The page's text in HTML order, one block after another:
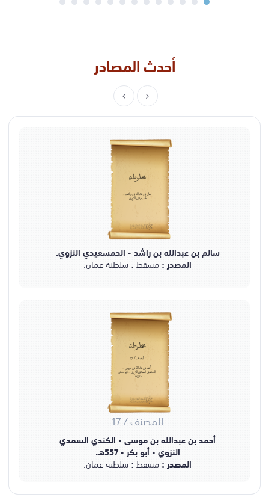
أحدث المصادر
مخطوطة
سالم بن عبدالله بن راشد -
الحمسعيدي النزوي.
سالم بن عبدالله بن راشد - الحمسعيدي النزوي.
المصدر :مسقط : سلطنة عمان.
مخطوطة
المصنف / 17
أحمد بن عبدالله بن موسى -
الكندي السمدي النزوي - أبو بكر
- 557هـ.
المصنف / 17
أحمد بن عبدالله بن موسى - الكندي السمدي
النزوي - أبو بكر - 557هـ.
المصدر :مسقط : سلطنة عمان.